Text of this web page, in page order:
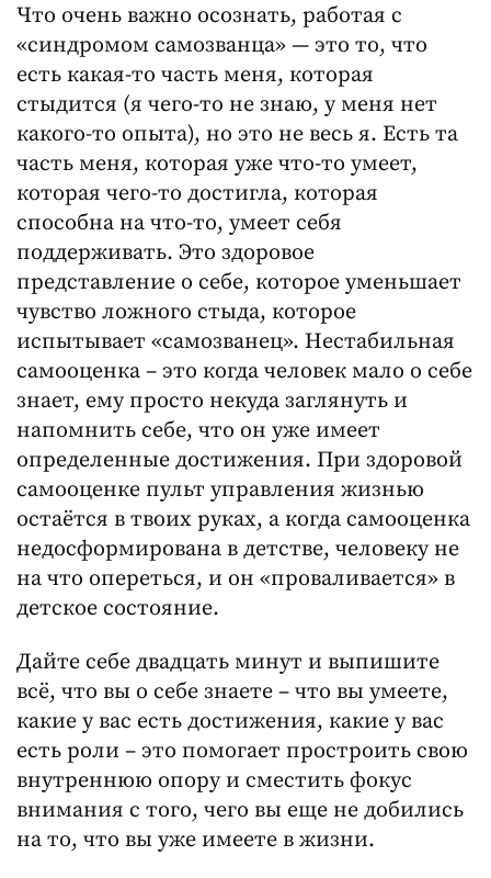
Что очень важно осознать, работая с
«синдромом самозванца» — это то, что
есть какая-то часть меня, которая
стыдится (я чего-то не знаю, у меня нет
какого-то опыта), но это не весь я. Есть та
часть меня, которая уже что-то умеет,
которая чего-то достигла, которая
способна на что-то, умеет себя
поддерживать. Это здоровое
представление о себе, которое уменьшает
чувство ложного стыда, которое
испытывает «самозванец». Нестабильная
самооценка – это когда человек мало о себе
знает, ему просто некуда заглянуть и
напомнить себе, что он уже имеет
определенные достижения. При здоровой
самооценке пульт управления жизнью
остаётся в твоих руках, а когда самооценка
недосформирована в детстве, человеку не
на что опереться, и он «проваливается» в
детское состояние.
Дайте себе двадцать минут и выпишите
всё, что вы о себе знаете – что вы умеете,
какие у вас есть достижения, какие у вас
есть роли – это помогает простроить свою
внутреннюю опору и сместить фокус
внимания с того, чего вы еще не добились
на то, что вы уже имеете в жизни.